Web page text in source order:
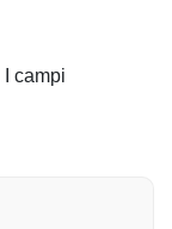
I campi